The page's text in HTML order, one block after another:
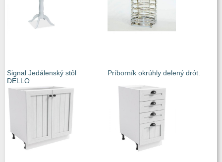
Signal Jedálenský stôl
DELLO
Príborník okrúhly delený drót.